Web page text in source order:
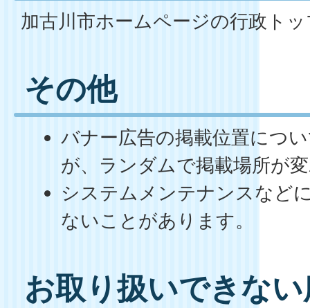
加古川市ホームページの行政ト
その他
バナー広告の掲載位置につ
が、ランダムで掲載場所が
システムメンテナンスなど
ないことがあります。
お取り扱いできな